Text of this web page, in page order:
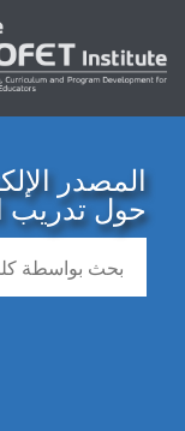
المصدر
حول تدريب